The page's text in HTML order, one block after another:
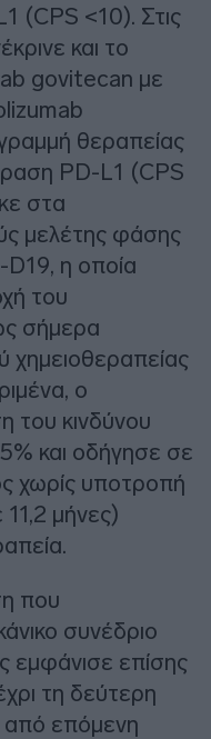
(CPS <10). Στις
και το
govitecan με
θεραπείας
PD-L1 (CPS
στα
μελέτης φάσης
η οποία
του
σήμερα
ο
του κινδύνου
και οδήγησε σε
χωρίς υποτροπή
μήνες)
που
συνέδριο
εμφάνισε επίσης
τη δεύτερη
επόμενη